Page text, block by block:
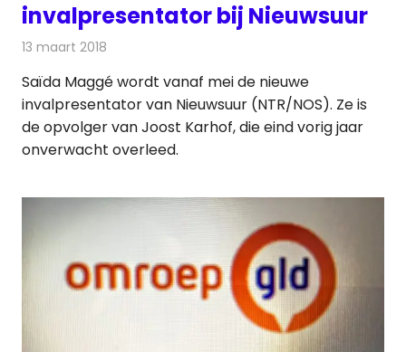
invalpresentator bij Nieuwsuur
13 maart 2018
Saïda Maggé wordt vanaf mei de nieuwe
invalpresentator van Nieuwsuur (NTR/NOS). Ze is
de opvolger van Joost Karhof, die eind vorig jaar
onverwacht overleed.